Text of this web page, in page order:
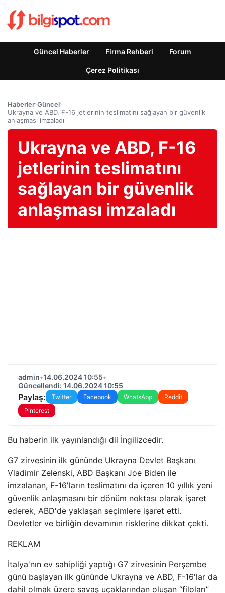
Güncel Haberler Firma Rehberi Forum
Çerez Politikası
Haberler›Güncel›
Ukrayna ve ABD, F-16 jetlerinin teslimatını sağlayan bir güvenlik
anlaşması imzaladı
Ukrayna ve ABD, F-16
jetlerinin teslimatını
sağlayan bir güvenlik
anlaşması imzaladı
admin•14.06.2024 10:55•
Güncellendi: 14.06.2024 10:55
Paylaş: Twitter Facebook WhatsApp
Reddit
Pinterest
Bu haberin ilk yayınlandığı dil İngilizcedir.
G7 zirvesinin ilk gününde Ukrayna Devlet Başkanı
Vladimir Zelenski, ABD Başkanı Joe Biden ile
imzalanan, F-16'ların teslimatını da içeren 10 yıllık yeni
güvenlik anlaşmasını bir dönüm noktası olarak işaret
ederek, ABD'de yaklaşan seçimlere işaret etti.
Devletler ve birliğin devamının risklerine dikkat çekti.
REKLAM
İtalya'nın ev sahipliği yaptığı G7 zirvesinin Perşembe
günü başlayan ilk gününde Ukrayna ve ABD, F-16'lar da
dahil olmak üzere savaş uçaklarından oluşan “filoları”